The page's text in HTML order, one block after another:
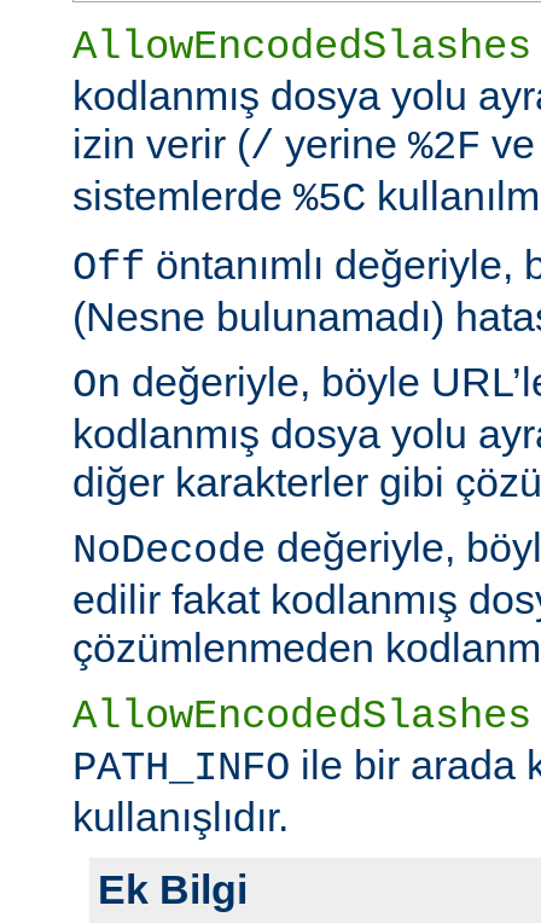
AllowEncodedSlashes
kodlanmış dosya yolu
izin verir (/ yerine %2F
sistemlerde %5C
Off öntanımlı değeriyle,
(Nesne bulunamadı)
On değeriyle, böyle
kodlanmış dosya yolu
diğer karakterler gibi
NoDecode değeriyle,
edilir fakat kodlanmış
çözümlenmeden
AllowEncodedSlashes
PATH_INFO ile bir arada
kullanışlıdır.
Ek Bilgi